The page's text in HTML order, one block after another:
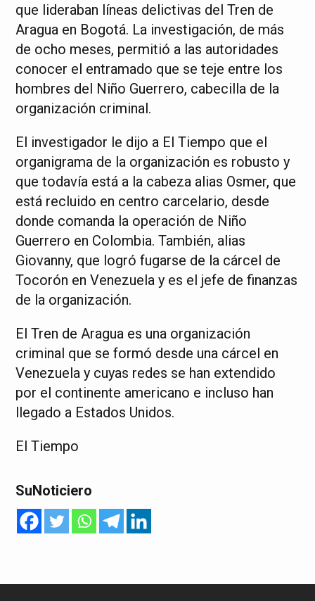
que lideraban líneas delictivas del Tren de
Aragua en Bogotá. La investigación, de más
de ocho meses, permitió a las autoridades
conocer el entramado que se teje entre los
hombres del Niño Guerrero, cabecilla de la
organización criminal.
El investigador le dijo a El Tiempo que el
organigrama de la organización es robusto y
que todavía está a la cabeza alias Osmer, que
está recluido en centro carcelario, desde
donde comanda la operación de Niño
Guerrero en Colombia. También, alias
Giovanny, que logró fugarse de la cárcel de
Tocorón en Venezuela y es el jefe de finanzas
de la organización.
El Tren de Aragua es una organización
criminal que se formó desde una cárcel en
Venezuela y cuyas redes se han extendido
por el continente americano e incluso han
llegado a Estados Unidos.
El Tiempo
SuNoticiero